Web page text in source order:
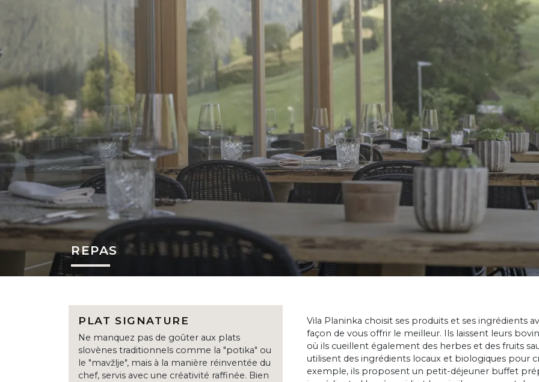
REPAS
PLAT SIGNATURE
Ne manquez pas de goûter aux plats
slovènes traditionnels comme la "potika" ou
le "mavžlje", mais à la manière réinventée du
chef, servis avec une créativité raffinée. Bien
Vila Planinka choisit ses produits et ses ingrédients
façon de vous offrir le meilleur. Ils laissent leurs
où ils cueillent également des herbes et des fruits
utilisent des ingrédients locaux et biologiques pour
exemple, ils proposent un petit-déjeuner buffet